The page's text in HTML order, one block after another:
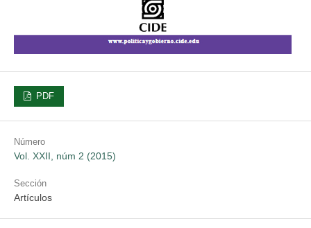
PDF
Número
Vol. XXII, núm 2 (2015)
Sección
Artículos